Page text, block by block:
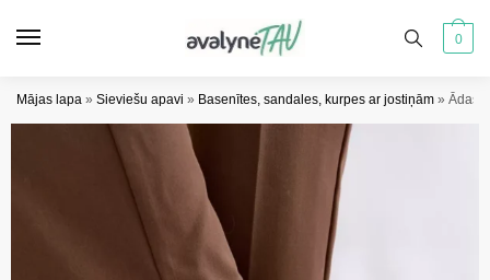
0
Mājas lapa » Sieviešu apavi » Basenītes, sandales, kurpes ar jostiņām » Ādas